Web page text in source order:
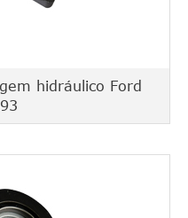
hidráulico Ford